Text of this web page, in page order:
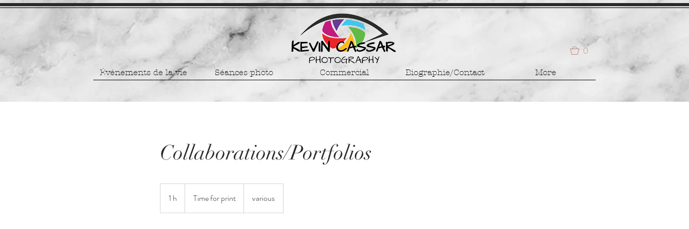
Événements de la vie Séances photo Commercial Biographie/Contact More
0
Collaborations/Portfolios
1 h Time for print various